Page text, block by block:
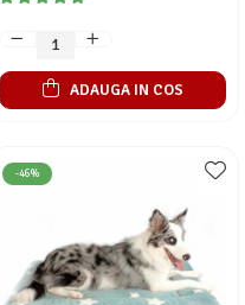
pentru zgariat, inaltime de
ADAUGA IN COS
-46%